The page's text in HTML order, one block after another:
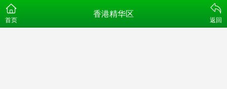
首页
香港精华区
返回